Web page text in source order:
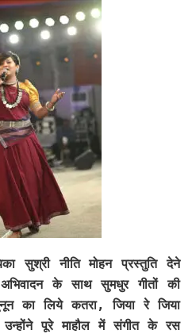
सुश्री नीति मोहन प्रस्तुति देने
के साथ सुमधुर गीतों की
का लिये कतरा, जिया रे जिया
पूरे माहौल में संगीत के रस